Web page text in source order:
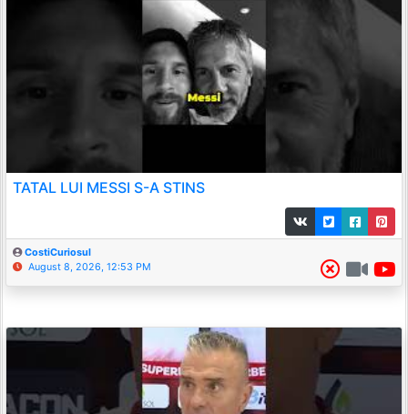
TATAL LUI MESSI S-A STINS
CostiCuriosul
August 8, 2026, 12:53 PM